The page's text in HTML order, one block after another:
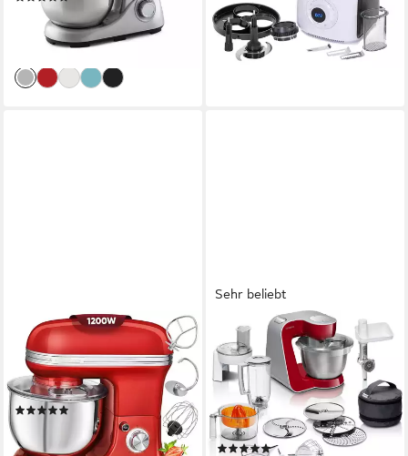
85,99 € 106,99 €
10,49 €mtl. in 12 Raten
lieferbar - in 2-3 Werktagen bei dir
PROFICOOK
Küchenmaschine PC-KM 1197,
Retro Knetmaschine 5L mit
starkem 1200W Motor
66,95 €
lieferbar - in 2-3 Werktagen bei dir
Sehr beliebt
BOSCH
Küchenmaschine MUM5
Styline MUM56740
900 W Leistung
3,9 l Kapazität
7 Leistungsstufen
(3548)